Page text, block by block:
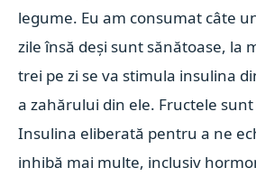
legume. Eu am consumat câte
zile însă deși sunt sănătoase, la
trei pe zi se va stimula insulina
a zahărului din ele. Fructele
Insulina eliberată pentru a ne
inhibă mai multe, inclusiv